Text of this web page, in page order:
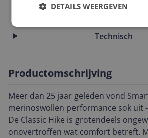
Technisch
Productomschrijving
Meer dan 25 jaar geleden vond
merinoswollen performance sok uit -
De Classic Hike is grotendeels
onovertroffen wat comfort betreft.
DETAILS WEERGEVEN